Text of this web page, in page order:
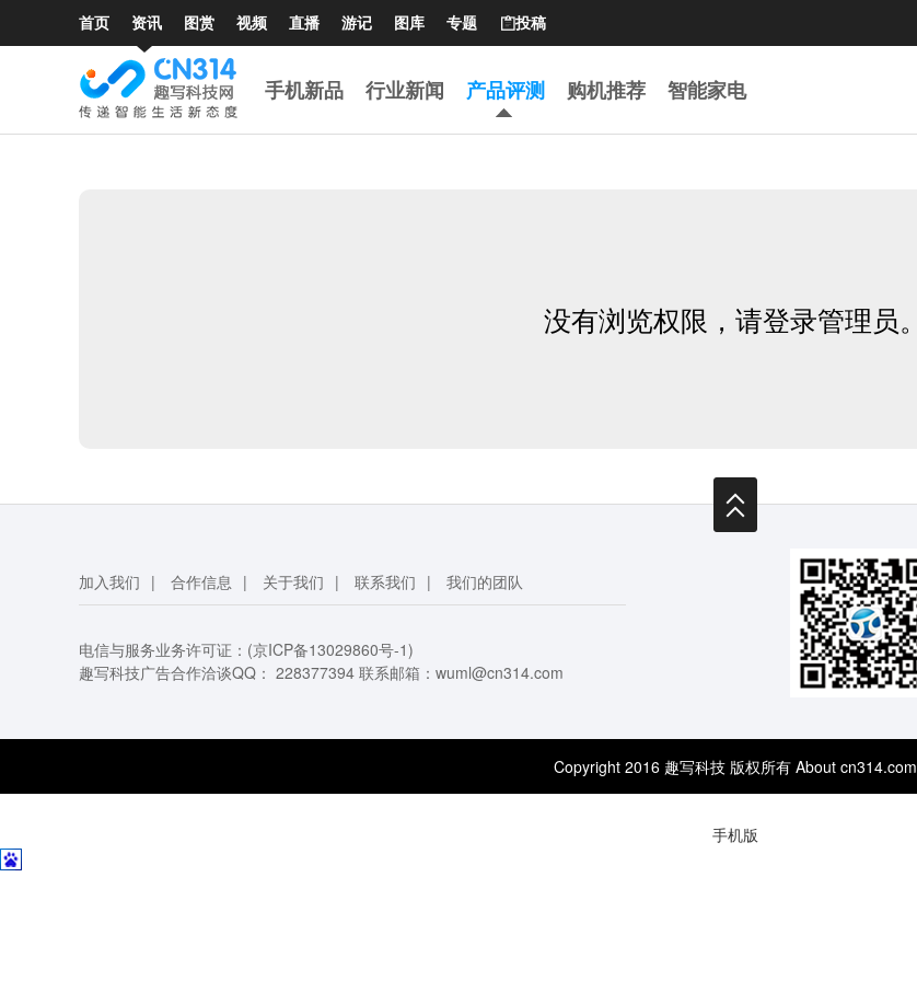
首页 资讯 图赏 视频 直播 游记 图库 专题 投稿
手机新品 行业新闻 产品评测 购机推荐 智能家电
没有浏览权限，请登录管理员。
加入我们 | 合作信息 | 关于我们 | 联系我们 | 我们的团队
电信与服务业务许可证：(京ICP备13029860号-1)
趣写科技广告合作洽谈QQ： 228377394 联系邮箱： wuml@cn314.com
Copyright 2016 趣写科技 版权所有 About cn314.com
手机版